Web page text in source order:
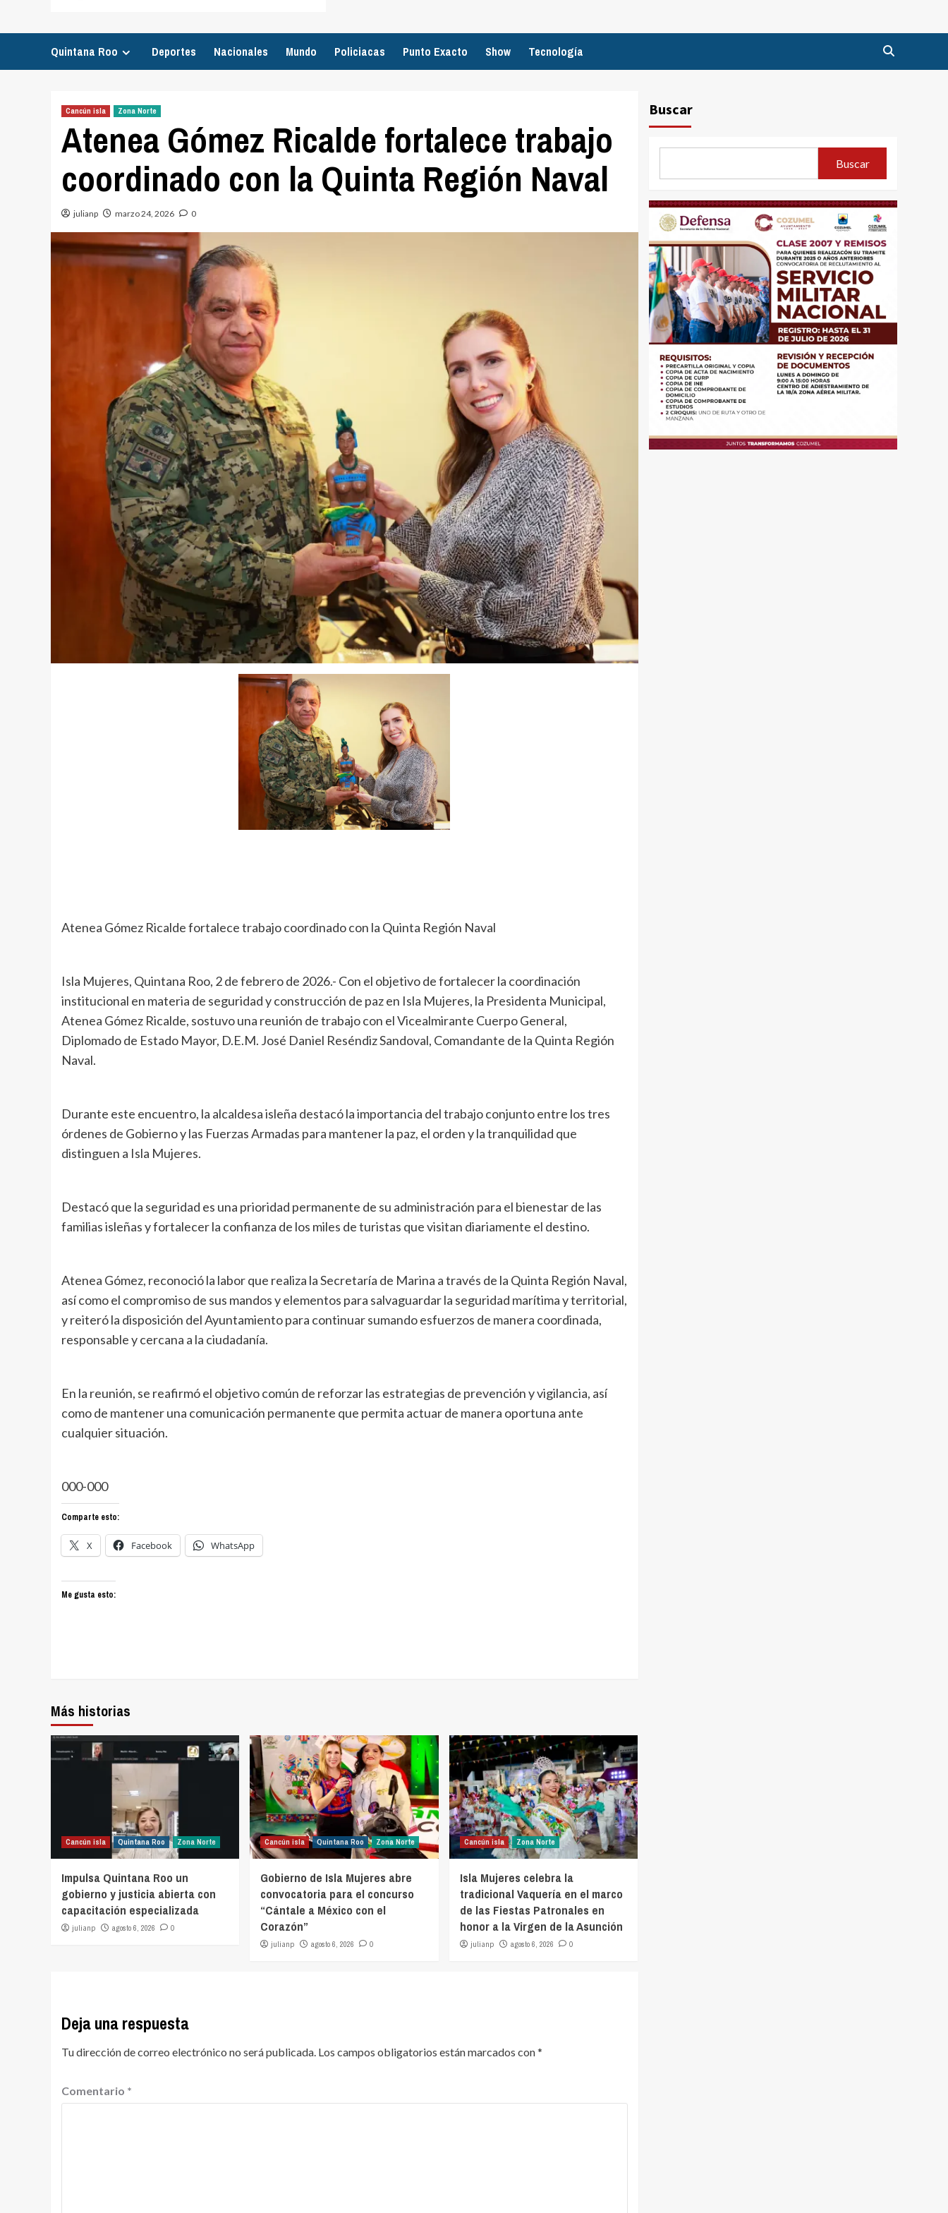
Quintana Roo Deportes Nacionales Mundo Policiacas Punto Exacto Show Tecnología
Cancún isla Zona Norte
Atenea Gómez Ricalde fortalece trabajo
coordinado con la Quinta Región Naval
julianp marzo 24, 2026 0
Atenea Gómez Ricalde fortalece trabajo coordinado con la Quinta Región Naval
Isla Mujeres, Quintana Roo, 2 de febrero de 2026.- Con el objetivo de fortalecer la coordinación
institucional en materia de seguridad y construcción de paz en Isla Mujeres, la Presidenta Municipal,
Atenea Gómez Ricalde, sostuvo una reunión de trabajo con el Vicealmirante Cuerpo General,
Diplomado de Estado Mayor, D.E.M. José Daniel Reséndiz Sandoval, Comandante de la Quinta Región
Naval.
Durante este encuentro, la alcaldesa isleña destacó la importancia del trabajo conjunto entre los tres
órdenes de Gobierno y las Fuerzas Armadas para mantener la paz, el orden y la tranquilidad que
distinguen a Isla Mujeres.
Destacó que la seguridad es una prioridad permanente de su administración para el bienestar de las
familias isleñas y fortalecer la confianza de los miles de turistas que visitan diariamente el destino.
Atenea Gómez, reconoció la labor que realiza la Secretaría de Marina a través de la Quinta Región Naval,
así como el compromiso de sus mandos y elementos para salvaguardar la seguridad marítima y territorial,
y reiteró la disposición del Ayuntamiento para continuar sumando esfuerzos de manera coordinada,
responsable y cercana a la ciudadanía.
En la reunión, se reafirmó el objetivo común de reforzar las estrategias de prevención y vigilancia, así
como de mantener una comunicación permanente que permita actuar de manera oportuna ante
cualquier situación.
000-000
Comparte esto:
X Facebook WhatsApp
Me gusta esto:
Más historias
Cancún isla Quintana Roo Zona Norte
Impulsa Quintana Roo un
gobierno y justicia abierta con
capacitación especializada
julianp agosto 6, 2026 0
Cancún isla Quintana Roo Zona Norte
Gobierno de Isla Mujeres abre
convocatoria para el concurso
“Cántale a México con el
Corazón”
julianp agosto 6, 2026 0
Cancún isla Zona Norte
Isla Mujeres celebra la
tradicional Vaquería en el marco
de las Fiestas Patronales en
honor a la Virgen de la Asunción
julianp agosto 6, 2026 0
Deja una respuesta
Tu dirección de correo electrónico no será publicada. Los campos obligatorios están marcados con*
Comentario *
Buscar
Buscar